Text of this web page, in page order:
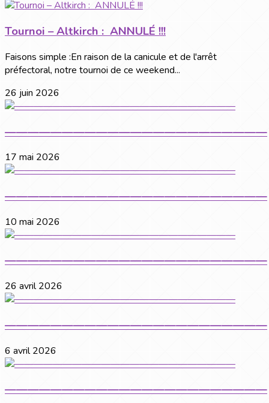
Tournoi – Altkirch : ANNULÉ !!!
Faisons simple :En raison de la canicule et de l'arrêt
préfectoral, notre tournoi de ce weekend...
26 juin 2026
———————————————————————
17 mai 2026
———————————————————————
10 mai 2026
———————————————————————
26 avril 2026
———————————————————————
6 avril 2026
———————————————————————